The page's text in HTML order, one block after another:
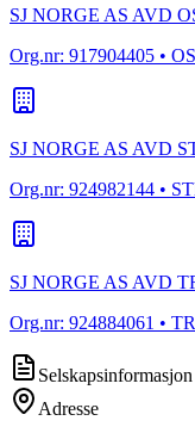
SJ NORGE AS AVD
Org.nr: 917904405 •
SJ NORGE AS AVD
Org.nr: 924982144 •
SJ NORGE AS AVD
Org.nr: 924884061 •
Selskapsinformasjon
Adresse